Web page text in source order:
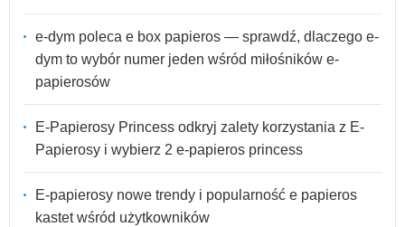
e-dym poleca e box papieros — sprawdź, dlaczego e-
dym to wybór numer jeden wśród miłośników e-
papierosów
E-Papierosy Princess odkryj zalety korzystania z E-
Papierosy i wybierz 2 e-papieros princess
E-papierosy nowe trendy i popularność e papieros
kastet wśród użytkowników